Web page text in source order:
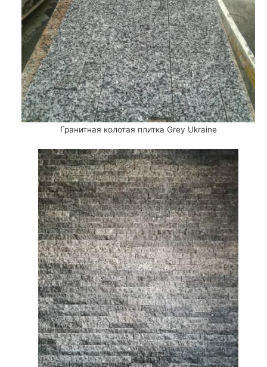
Гранитная колотая плитка Grey Ukraine